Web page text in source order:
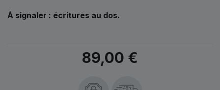
À signaler : écritures au dos.
89,00 €
48h